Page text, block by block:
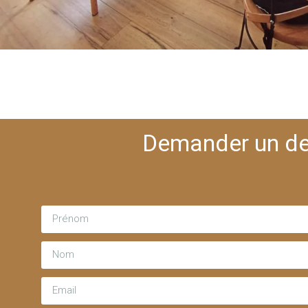
Demander un